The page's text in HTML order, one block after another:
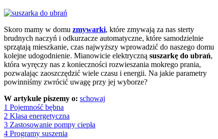
Skoro mamy w domu zmywarki, które zmywają za nas sterty
brudnych naczyń i odkurzacze automatyczne, które samodzielnie
sprzątają mieszkanie, czas najwyższy wprowadzić do naszego domu
kolejne udogodnienie. Mianowicie elektryczną suszarkę do ubrań,
która wyręczy nas z konieczności rozwieszania mokrego prania,
pozwalając zaoszczędzić wiele czasu i energii. Na jakie parametry
powinniśmy zwrócić uwagę przy jej wyborze?
W artykule piszemy o: schowaj
1 Pojemność bębna
2 Klasa energetyczna
3 Zastosowanie pompy ciepła
4 Programy suszenia